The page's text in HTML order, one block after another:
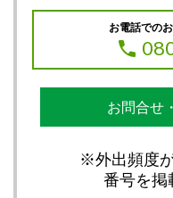
お電話での
お問合せ
※外出頻度
番号を掲